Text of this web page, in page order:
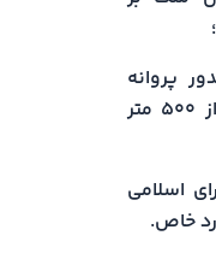
پروانه
ساختمانی در املاک بزرگ‌ تر از ۵۰۰ متر
اسلامی
خاص.